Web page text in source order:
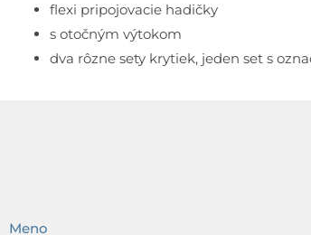
flexi pripojovacie hadičky
s otočným výtokom
dva rôzne sety krytiek, jeden set s
Meno